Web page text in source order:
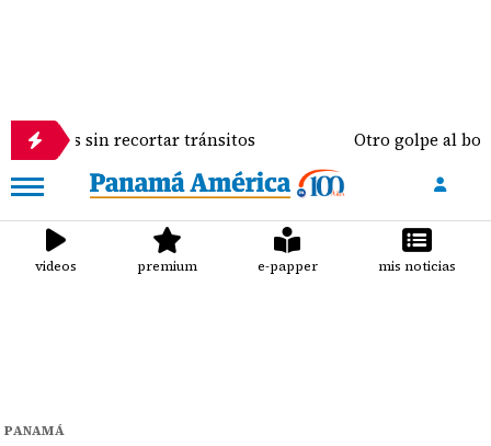
recortar tránsitos Otro golpe al bolsillo del
videos premium e-papper mis noticias
PANAMÁ